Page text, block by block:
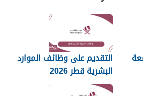
التقديم على وظائف الموارد
البشرية قطر 2026